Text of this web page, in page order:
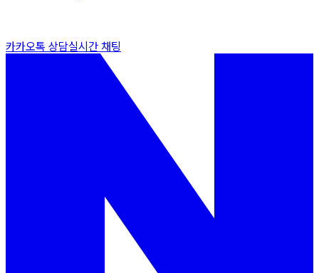
카카오톡 상담실시간 채팅